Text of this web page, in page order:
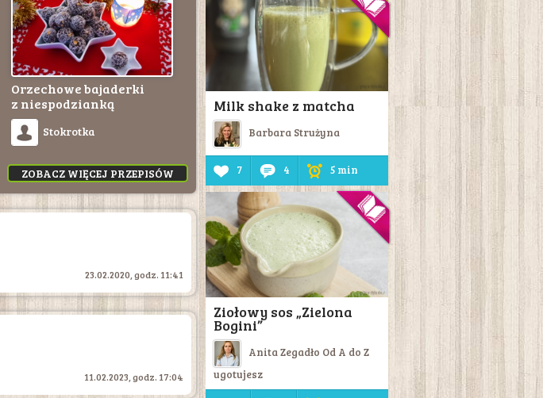
Orzechowe bajaderki
z niespodzianką
Stokrotka
ZOBACZ WIĘCEJ PRZEPISÓW
23.02.2020, godz. 11:41
11.02.2023, godz. 17:04
Milk shake z matcha
Barbara Strużyna
7 4 5 min
Ziołowy sos „Zielona
Bogini”
Anita Zegadło Od A do Z
ugotujesz